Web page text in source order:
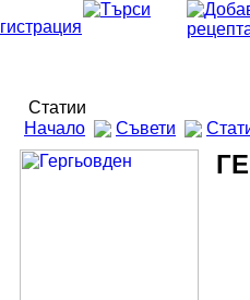
Статии
Начало
Съвети